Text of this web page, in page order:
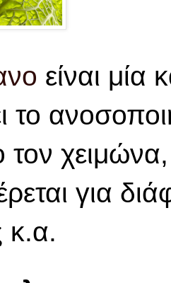
είναι
το
χειμώνα,
για
κ.α.